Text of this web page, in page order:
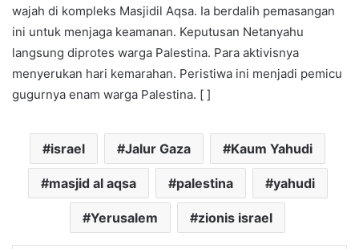
wajah di kompleks Masjidil Aqsa. Ia berdalih pemasangan
ini untuk menjaga keamanan. Keputusan Netanyahu
langsung diprotes warga Palestina. Para aktivisnya
menyerukan hari kemarahan. Peristiwa ini menjadi pemicu
gugurnya enam warga Palestina. [ ]
israel Jalur Gaza Kaum Yahudi
masjid al aqsa palestina yahudi
Yerusalem zionis israel